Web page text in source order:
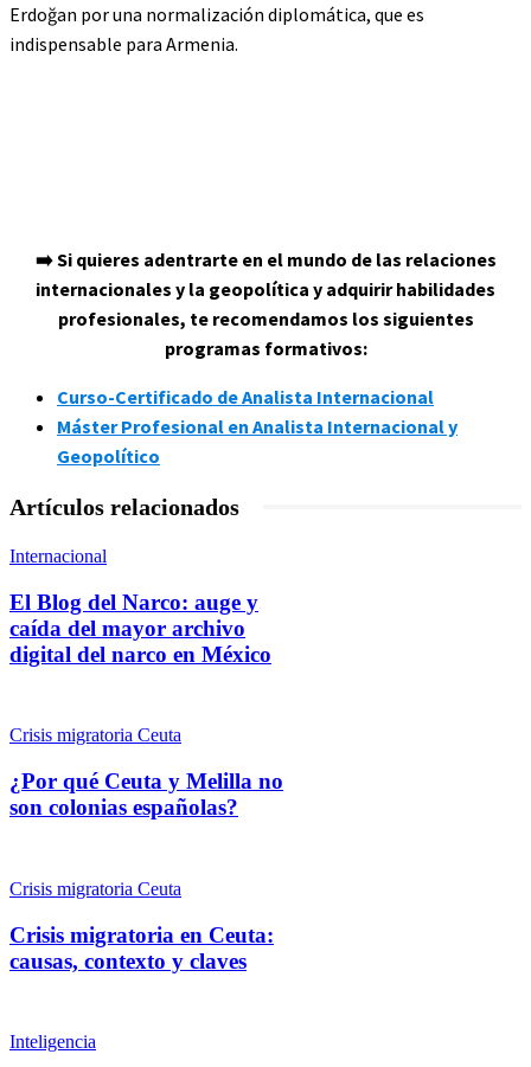
Erdoğan por una normalización diplomática, que es
indispensable para Armenia.
➡️ Si quieres adentrarte en el mundo de las relaciones
internacionales y la geopolítica y adquirir habilidades
profesionales, te recomendamos los siguientes
programas formativos:
Curso-Certificado de Analista Internacional
Máster Profesional en Analista Internacional y
Geopolítico
Artículos relacionados
Internacional
El Blog del Narco: auge y
caída del mayor archivo
digital del narco en México
Crisis migratoria Ceuta
¿Por qué Ceuta y Melilla no
son colonias españolas?
Crisis migratoria Ceuta
Crisis migratoria en Ceuta:
causas, contexto y claves
Inteligencia